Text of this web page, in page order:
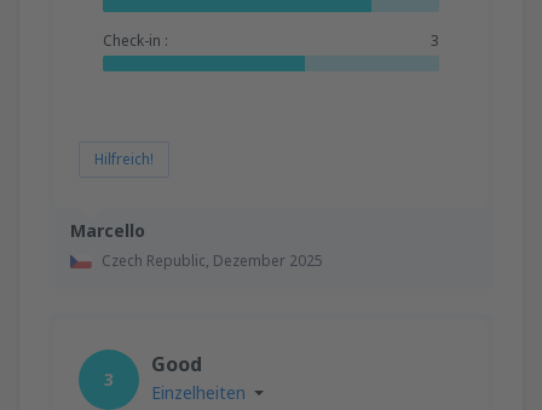
Marcello
Czech Republic, Dezember 2025
Check-in : 3
Hilfreich!
3
Good
Einzelheiten